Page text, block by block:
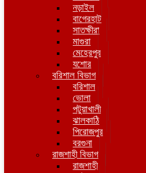
নড়াইল
বাগেরহাট
সাতক্ষীরা
মাগুরা
মেহেরপুর
যশোর
বরিশাল বিভাগ
বরিশাল
ভোলা
পটুয়াখালী
ঝালকাঠি
পিরোজপুর
বরগুনা
রাজশাহী বিভাগ
রাজশাহী